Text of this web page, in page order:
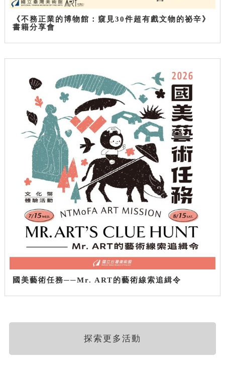
《不務正業的博物館：窺見30件超有戲文物的祕辛》
書籍分享會
國美藝術任務──Mr. ART的藝術線索追緝令
探索更多活動